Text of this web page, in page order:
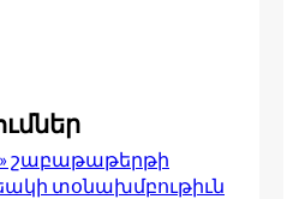
շաբաթաթերթի
տօնախմբութիւն